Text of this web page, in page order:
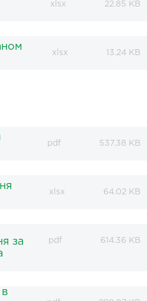
xlsx 22.85 KB
xlsx 13.24 KB
pdf 537.38 KB
xlsx 64.02 KB
за
pdf 614.36 KB
в